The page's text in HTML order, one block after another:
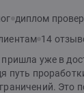
диплом
14
уже в
путь
Это